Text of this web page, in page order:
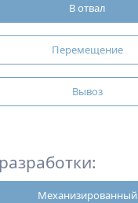
В отвал
Перемещение
Вывоз
Механизированный